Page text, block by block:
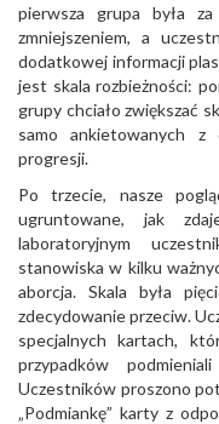
pierwsza grupa była
zmniejszeniem, a
dodatkowej informacji
jest skala rozbieżności:
grupy chciało zwiększać
samo ankietowanych z
progresji.
Po trzecie, nasze
ugruntowane, jak
laboratoryjnym
stanowiska w kilku
aborcja. Skala była
zdecydowanie przeciw.
specjalnych kartach,
przypadków
Uczestników proszono
„Podmiankę” karty z